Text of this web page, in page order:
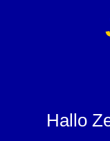
Hallo